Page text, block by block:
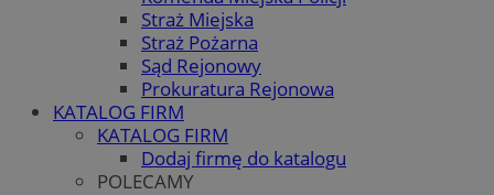
Straż Miejska
Straż Pożarna
Sąd Rejonowy
Prokuratura Rejonowa
KATALOG FIRM
KATALOG FIRM
Dodaj firmę do katalogu
POLECAMY